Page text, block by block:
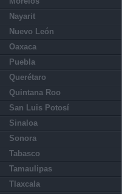
Nayarit
Nuevo León
Oaxaca
Puebla
Querétaro
Quintana Roo
San Luis Potosí
Sinaloa
Sonora
Tabasco
Tamaulipas
Tlaxcala